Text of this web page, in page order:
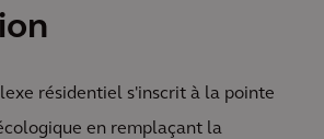
résidentiel s'inscrit à la pointe
en remplaçant la